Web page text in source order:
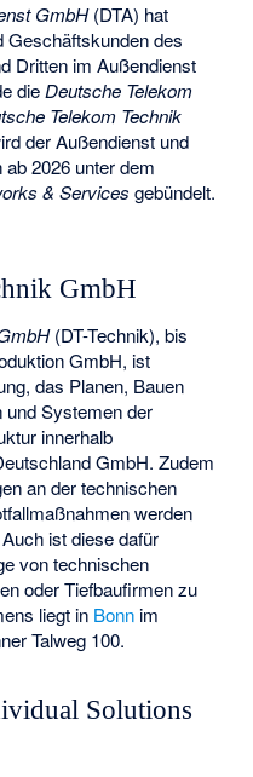
GmbH(DTA) hat
Geschäftskunden des
Dritten im Außendienst
dieDeutsche Telekom
Telekom Technik
der Außendienst und
2026 unter dem
& Services gebündelt.
GmbH
(DT-Technik), bis
GmbH, ist
das Planen, Bauen
und Systemen der
innerhalb
GmbH. Zudem
an der technischen
werden
ist diese dafür
von technischen
oder Tiefbaufirmen zu
liegt in Bonn im
Talweg 100.
Solutions